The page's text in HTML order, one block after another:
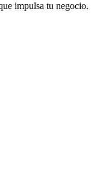
impulsa tu negocio.